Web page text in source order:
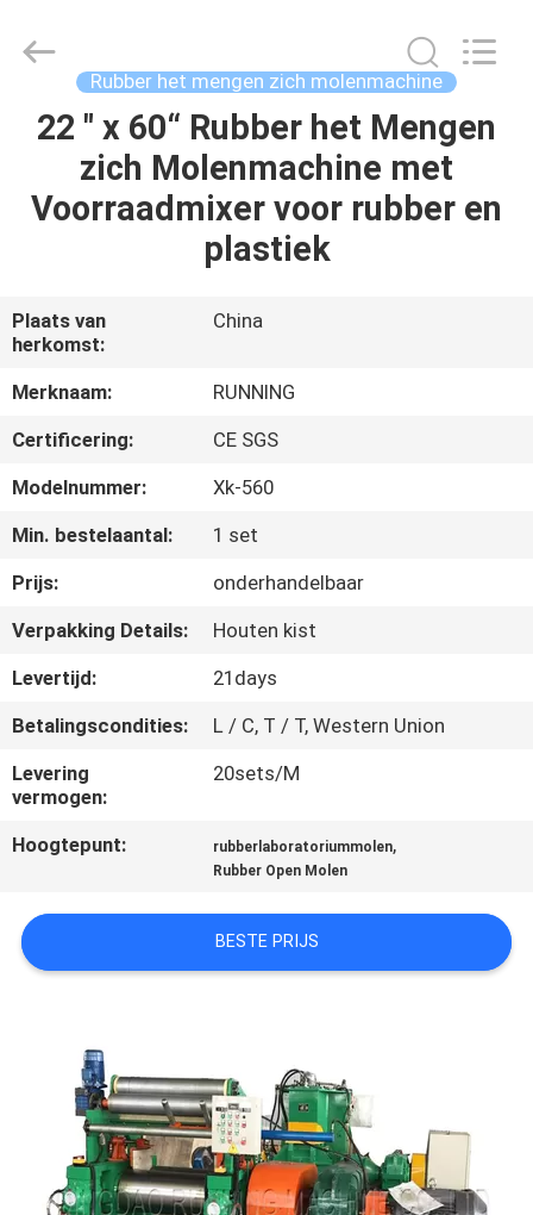
HUIS
PRODUCTEN
ONS
FABRIEKSREIS
KWALITEITSCONTROLE
CONTACTEER
ONS
NIEUWS
GEVALLEN
SITEMAP
POLICY
Machine
CO.,LTD.
Reserved.
Rubber het mengen zich molenmachine
22 " x 60“ Rubber het Mengen
zich Molenmachine met
Voorraadmixer voor rubber en
plastiek
Plaats van
herkomst:
China
Merknaam:
RUNNING
Certificering:
CE SGS
Modelnummer:
Xk-560
Min. bestelaantal:
1 set
Prijs:
onderhandelbaar
Verpakking Details:
Houten kist
Levertijd:
21days
Betalingscondities:
L / C, T / T, Western Union
Levering
vermogen:
20sets/M
Hoogtepunt: rubberlaboratoriummolen,
Rubber Open Molen
BESTE PRIJS